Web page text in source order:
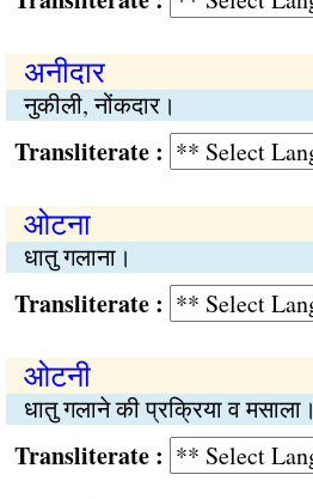
अनीदार
नुकीली, नोंकदार।
:
ओटना
धातु गलाना।
:
ओटनी
धातु गलाने की प्रक्रिया व मसाला।
: